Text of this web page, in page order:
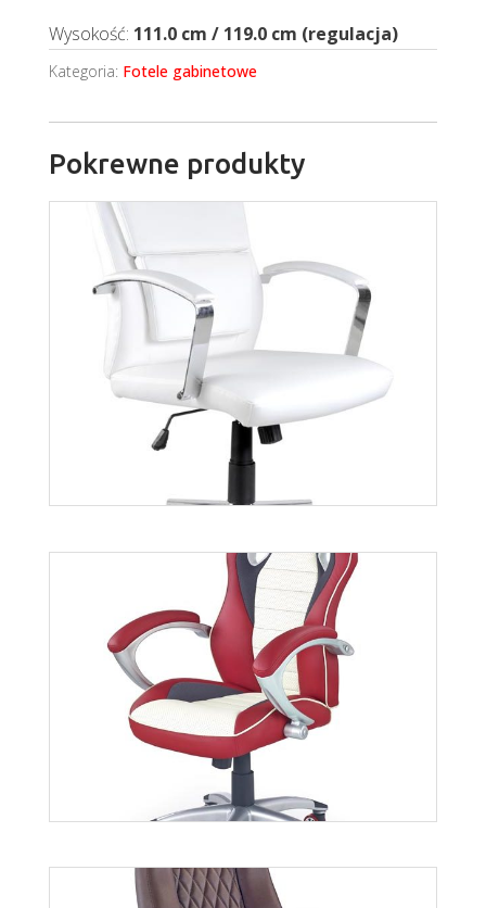
Wysokość: 111.0 cm / 119.0 cm (regulacja)
Kategoria: Fotele gabinetowe
Pokrewne produkty
Aurelius
Więcej